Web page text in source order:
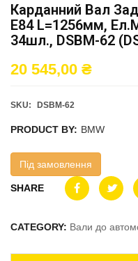
Карданний Вал
E84 L=1256мм,
34шл., DSBM-62
20 545,00 ₴
SKU: DSBM-62
PRODUCT BY: BMW
Під замовлення
SHARE
CATEGORY: Вали до